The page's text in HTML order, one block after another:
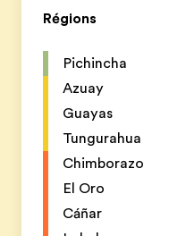
Régions
Pichincha
Azuay
Guayas
Tungurahua
Chimborazo
El Oro
Cáñar